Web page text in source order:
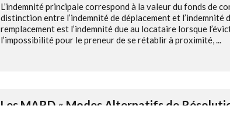
L’indemnité principale correspond à la valeur du fonds de
distinction entre l’indemnité de déplacement et l’indemnité
remplacement est l’indemnité due au locataire lorsque
l’impossibilité pour le preneur de se rétablir à proximité, ...
Les MARD « Modes Alternatifs de